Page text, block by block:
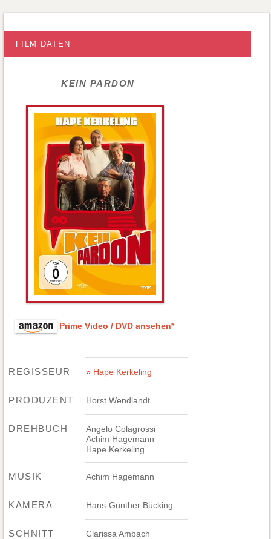
FILM DATEN
KEIN PARDON
Prime Video / DVD ansehen*
REGISSEUR Hape Kerkeling
PRODUZENT Horst Wendlandt
DREHBUCH
Angelo Colagrossi
Achim Hagemann
Hape Kerkeling
MUSIK Achim Hagemann
KAMERA Hans-Günther Bücking
SCHNITT Clarissa Ambach